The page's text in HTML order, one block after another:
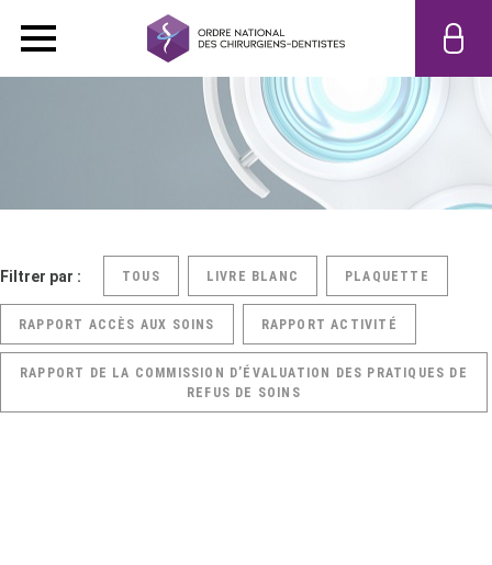
Filtrer par : TOUS LIVRE BLANC PLAQUETTE
RAPPORT ACCÈS AUX SOINS RAPPORT ACTIVITÉ
RAPPORT DE LA COMMISSION D’ÉVALUATION DES PRATIQUES DE
REFUS DE SOINS